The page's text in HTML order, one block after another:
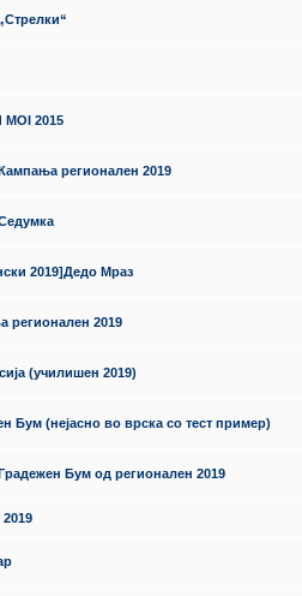
MOI 2015
регионален 2019
2019]Дедо Мраз
регионален 2019
(училишен 2019)
Бум (нејасно во врска со тест пример)
Бум од регионален 2019